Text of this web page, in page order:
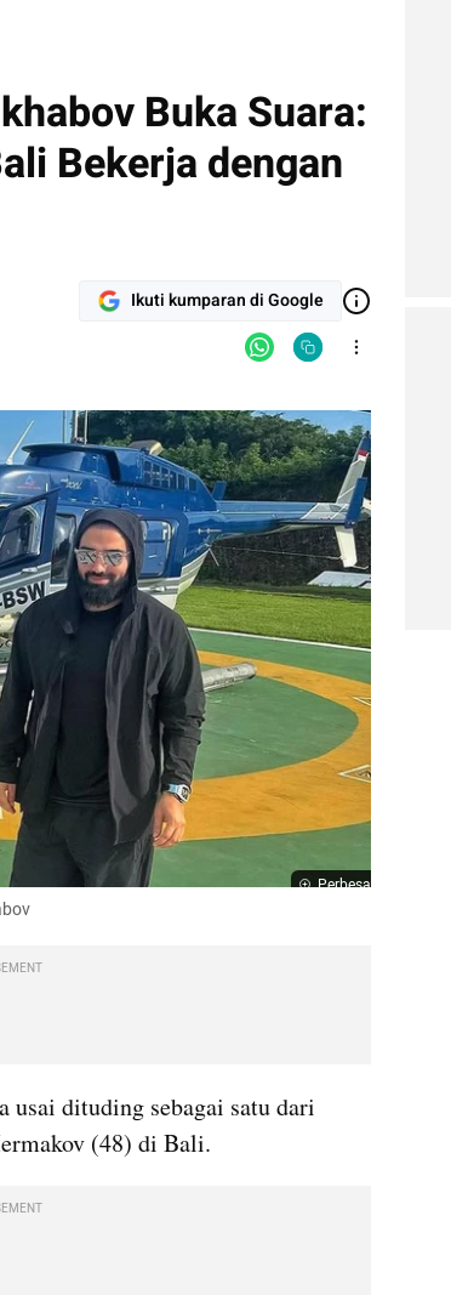
Buka Suara:
Bekerja dengan
Ikuti kumparan di Google
Perbesar
usai dituding sebagai satu dari
(48) di Bali.